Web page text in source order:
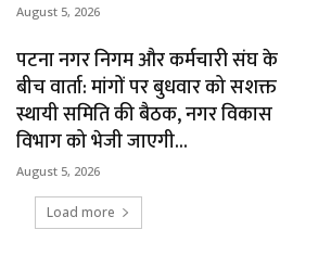
August 5, 2026
पटना नगर निगम और कर्मचारी संघ के
बीच वार्ता: मांगों पर बुधवार को सशक्त
स्थायी समिति की बैठक, नगर विकास
विभाग को भेजी जाएगी...
August 5, 2026
Load more